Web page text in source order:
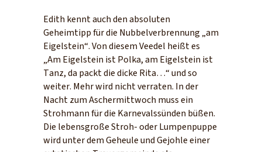
Edith kennt auch den absoluten
Geheimtipp für die Nubbelverbrennung „am
Eigelstein“. Von diesem Veedel heißt es
„Am Eigelstein ist Polka, am Eigelstein ist
Tanz, da packt die dicke Rita…“ und so
weiter. Mehr wird nicht verraten. In der
Nacht zum Aschermittwoch muss ein
Strohmann für die Karnevalssünden büßen.
Die lebensgroße Stroh- oder Lumpenpuppe
wird unter dem Geheule und Gejohle einer